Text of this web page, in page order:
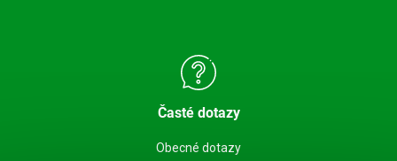
Časté dotazy
Obecné dotazy